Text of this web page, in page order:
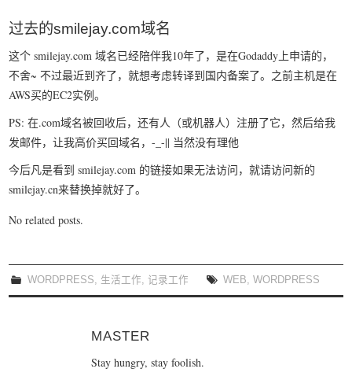
过去的smilejay.com域名
这个 smilejay.com 域名已经陪伴我10年了，是在Godaddy上申请的，
不舍~ 不过最近到齐了，就想考虑转译到国内备案了。之前主机是在
AWS买的EC2实例。
PS: 在.com域名被回收后，还有人（或机器人）注册了它，然后给我
发邮件，让我高价买回域名，-_-|| 当然没有理他
今后凡是看到 smilejay.com 的链接如果无法访问，就请访问新的
smilejay.cn来替换掉就好了。
No related posts.
WORDPRESS 生活工作 ,记录工作 WEB ,WORDPRESS
MASTER
Stay hungry, stay foolish.